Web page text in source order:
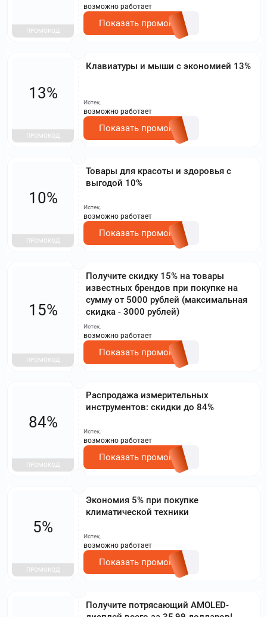
ПРОМОКОД
возможно работает
Показать промокод
Клавиатуры и мыши с экономией 13%
13%
ПРОМОКОД
Истек,
возможно работает
Показать промокод
Товары для красоты и здоровья с
выгодой 10%
10%
ПРОМОКОД
Истек,
возможно работает
Показать промокод
Получите скидку 15% на товары
известных брендов при покупке на
сумму от 5000 рублей (максимальная
скидка - 3000 рублей)
15%
ПРОМОКОД
Истек,
возможно работает
Показать промокод
Распродажа измерительных
инструментов: скидки до 84%
84%
ПРОМОКОД
Истек,
возможно работает
Показать промокод
Экономия 5% при покупке
климатической техники
5%
ПРОМОКОД
Истек,
возможно работает
Показать промокод
Получите потрясающий AMOLED-